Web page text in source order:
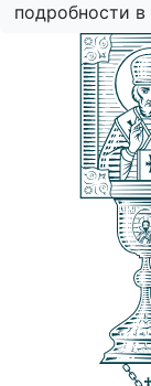
подробности в